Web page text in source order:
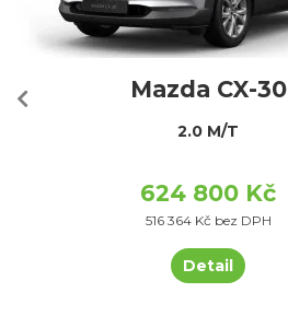
Mazda CX-30
2.0 M/T
624 800 Kč
516 364 Kč bez DPH
Detail